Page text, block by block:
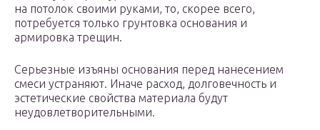
на потолок своими руками, то, скорее всего,
потребуется только грунтовка основания и
армировка трещин.
Серьезные изъяны основания перед нанесением
смеси устраняют. Иначе расход, долговечность и
эстетические свойства материала будут
неудовлетворительными.